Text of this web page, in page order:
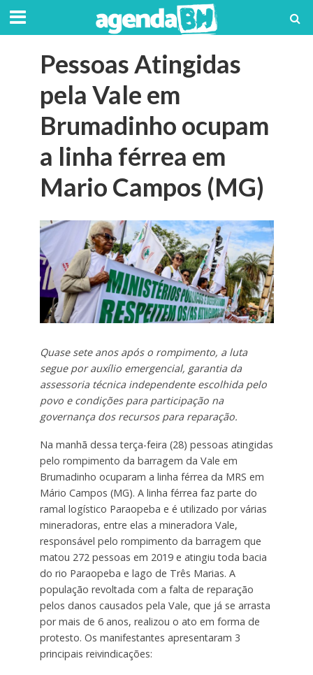
Pessoas Atingidas
pela Vale em
Brumadinho ocupam
a linha férrea em
Mario Campos (MG)
Quase sete anos após o rompimento, a luta
segue por auxílio emergencial, garantia da
assessoria técnica independente escolhida pelo
povo e condições para participação na
governança dos recursos para reparação.
Na manhã dessa terça-feira (28) pessoas atingidas
pelo rompimento da barragem da Vale em
Brumadinho ocuparam a linha férrea da MRS em
Mário Campos (MG). A linha férrea faz parte do
ramal logístico Paraopeba e é utilizado por várias
mineradoras, entre elas a mineradora Vale,
responsável pelo rompimento da barragem que
matou 272 pessoas em 2019 e atingiu toda bacia
do rio Paraopeba e lago de Três Marias. A
população revoltada com a falta de reparação
pelos danos causados pela Vale, que já se arrasta
por mais de 6 anos, realizou o ato em forma de
protesto. Os manifestantes apresentaram 3
principais reivindicações: